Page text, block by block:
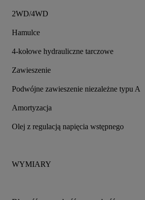
2WD/4WD
Hamulce
4-kołowe hydrauliczne tarczowe
Zawieszenie
Podwójne zawieszenie niezależne typu A
Amortyzacja
Olej z regulacją napięcia wstępnego
WYMIARY